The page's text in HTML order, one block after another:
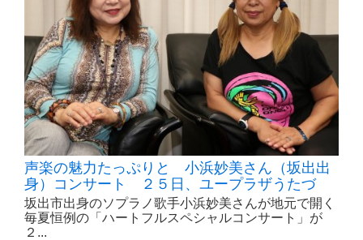
声楽の魅力たっぷりと 小浜妙美さん（坂出出
身）コンサート ２５日、ユープラザうたづ
坂出市出身のソプラノ歌手小浜妙美さんが地元で開く
毎夏恒例の「ハートフルスペシャルコンサート」が
２...